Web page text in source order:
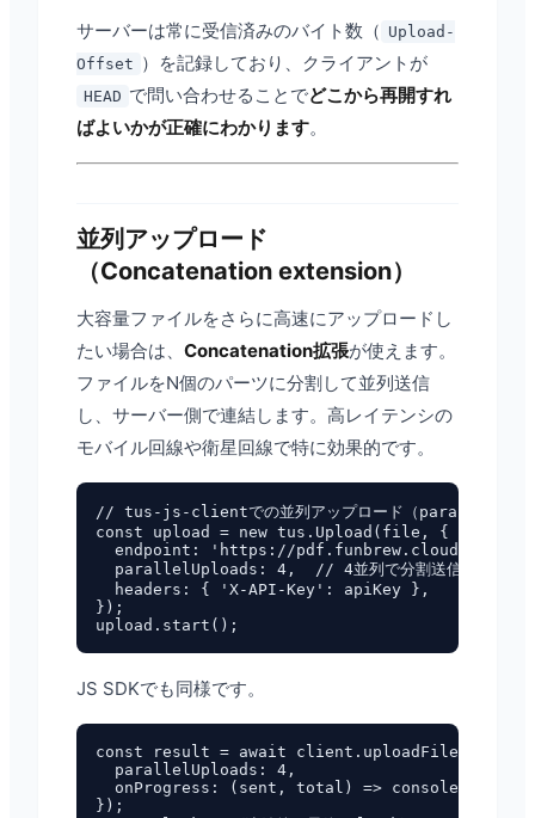
サーバーは常に受信済みのバイト数（ Upload-
Offset ）を記録しており、クライアントが
HEAD で問い合わせることでどこから再開すれ
ばよいかが正確にわかります。
並列アップロード
（Concatenation extension）
大容量ファイルをさらに高速にアップロードし
たい場合は、 Concatenation拡張が使えます。
ファイルをN個のパーツに分割して並列送信
し、サーバー側で連結します。高レイテンシの
モバイル回線や衛星回線で特に効果的です。
// tus-js-clientでの並列アップロード（
const upload = new tus.Upload(file, {
endpoint: 'https://pdf.funbrew.cloud/api/
  parallelUploads: 4,  // 4並列で分割送信
  headers: { 'X-API-Key': apiKey },
});
JS SDKでも同様です。
const result = await client.uploadFile(file, {
  parallelUploads: 4,
onProgress: (sent, total) =>
});